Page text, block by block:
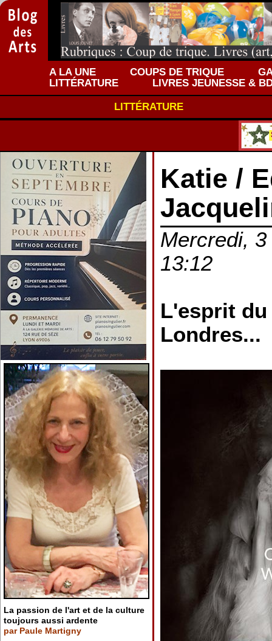
A LA UNE COUPS DE TRIQUE
LITTÉRATURE
LIVRES JEUNESSE &
LITTÉRATURE
La passion de l'art et de la culture
toujours aussi ardente
par Paule Martigny
Katie /
Mercredi,
13:12
L'esprit
Londres...